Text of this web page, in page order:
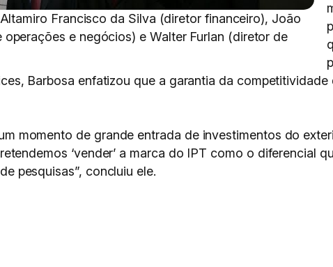
Francisco da Silva (diretor financeiro), João
e negócios) e Walter Furlan (diretor de
Barbosa enfatizou que a garantia da competitividade
momento de grande entrada de investimentos do
‘vender’ a marca do IPT como o diferencial
pesquisas”, concluiu ele.